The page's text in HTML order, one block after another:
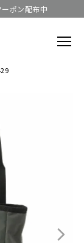
ポン配布中